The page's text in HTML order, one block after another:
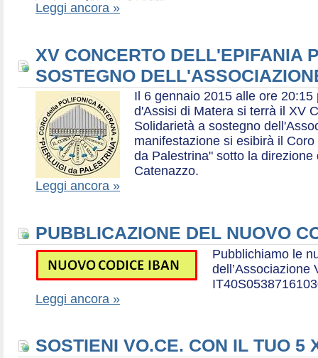
Leggi ancora »
XV CONCERTO DELL'EPIFANIA
SOSTEGNO
Il 6 gennaio 2015 alle ore
d'Assisi di Matera si terrà il XV
Solidarietà a sostegno
manifestazione si esibirà il
da Palestrina" sotto la
Catenazzo.
Leggi ancora »
PUBBLICAZIONE DEL NUOVO
Pubblichiamo le
dell’Associazione
Leggi ancora »
SOSTIENI VO.CE. CON IL TUO 5